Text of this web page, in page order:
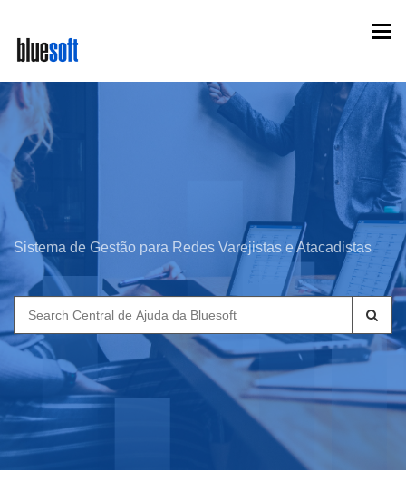
main
content
Sistema de Gestão para Redes Varejistas e Atacadistas
Search
for: